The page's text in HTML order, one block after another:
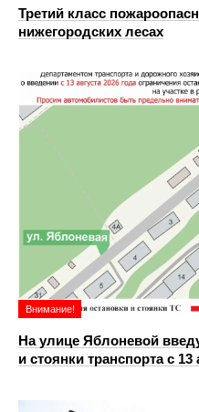
Третий класс
нижегородских лесах
Внимание!
На улице Яблоневой
и стоянки транспорта с 13